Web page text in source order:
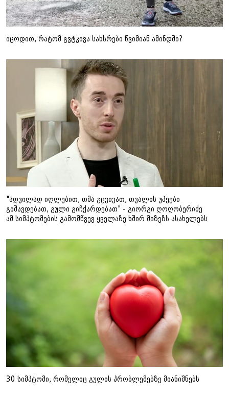
იცოდით, რატომ გვტკივა სახსრები წვიმიან ამინდში?
"ადვილად იღლებით, თმა გცვივათ, თვალის უპეები
გიშავდებათ, გული გიჩქარდებათ" - გიორგი ღოღობერიძე
ამ სიმპტომების გამომწვევ ყველაზე ხშირ მიზეზს ასახელებს
30 სიმპტომი, რომელიც გულის პრობლემებზე მიანიშნებს